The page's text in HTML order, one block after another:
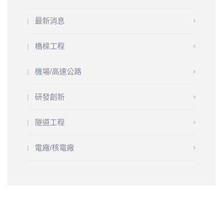
最新消息
橋樑工程
機場/高速公路
研發創新
隧道工程
電廠/核電廠